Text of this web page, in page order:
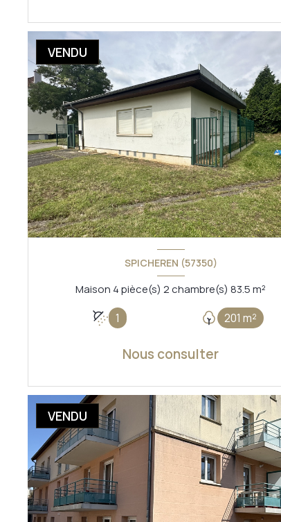
VOIR LE BIEN
VENDU
SPICHEREN (57350)
Maison 4 pièce(s) 2 chambre(s) 83.5 m²
1 201 m²
Nous consulter
VOIR LE BIEN
VENDU